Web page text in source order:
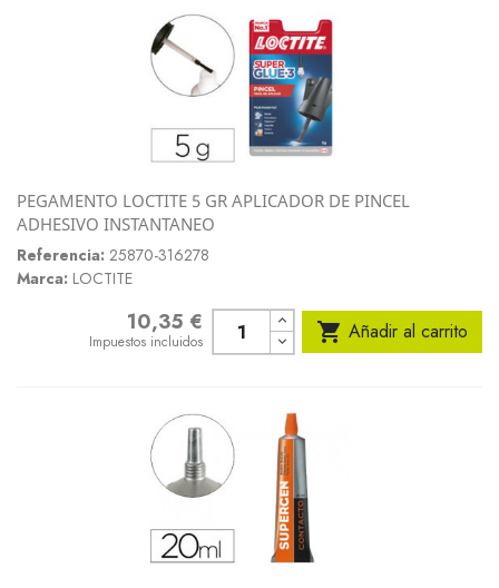
PEGAMENTO LOCTITE 5 GR APLICADOR DE PINCEL
ADHESIVO INSTANTANEO
Referencia: 25870-316278
Marca: LOCTITE
Precio10,35 €
Impuestos incluidos  Añadir al carrito